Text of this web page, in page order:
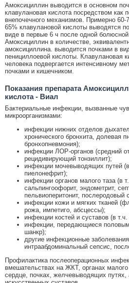
Амоксициллин выводится в основном
клавулановая кислота посредством как
внепочечного механизмов. Примерно
65% клавулановой кислоты выводятся
виде в первые 6 ч после одной
Амоксициллин в количестве,
амоксициллина. выводится почками в
пенициллоевой кислоты. Клавулановая
человека подвергается интенсивному
почками и кишечником.
Показания препарата
кислота - Виал
Бактериальные инфекции, вызванные
микроорганизмами:
инфекции нижних отделов
хронического бронхита, долевая
бронхопневмония);
инфекции ЛОР-органов (средний
рецидивирующий тонзиллит);
инфекции мочевыводящих путей (в
пиелонефрит);
инфекции органов малого таза (в
сальпингоофорит, эндометрит,
пельвиоперитонит, послеродовый
инфекции кожи и мягких тканей
рожа, импетиго, абсцессы);
инфекции костей и суставов (в
инфекции, передающиеся
шанкр);
другие инфекционные
интраабдоминальный сепсис,
Профилактика послеоперационных
вмешательствах на ЖКТ, органах
сердце, почках, желчевыводящих путях,